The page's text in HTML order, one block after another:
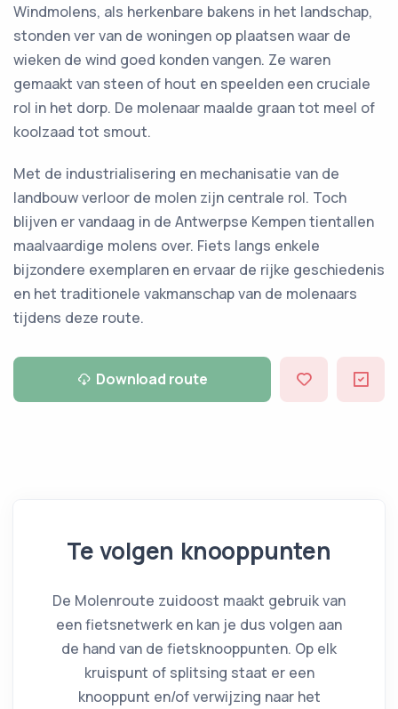
Windmolens, als herkenbare bakens in het landschap,
stonden ver van de woningen op plaatsen waar de
wieken de wind goed konden vangen. Ze waren
gemaakt van steen of hout en speelden een cruciale
rol in het dorp. De molenaar maalde graan tot meel of
koolzaad tot smout.
Met de industrialisering en mechanisatie van de
landbouw verloor de molen zijn centrale rol. Toch
blijven er vandaag in de Antwerpse Kempen tientallen
maalvaardige molens over. Fiets langs enkele
bijzondere exemplaren en ervaar de rijke geschiedenis
en het traditionele vakmanschap van de molenaars
tijdens deze route.
Download route
Te volgen knooppunten
De Molenroute zuidoost maakt gebruik van
een fietsnetwerk en kan je dus volgen aan
de hand van de fietsknooppunten. Op elk
kruispunt of splitsing staat er een
knooppunt en/of verwijzing naar het